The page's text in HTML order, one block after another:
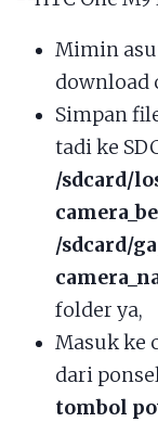
Mimin
download
Simpan
tadi ke
/sdcard/
/sdcard/
folder ya,
Masuk ke
dari
tombol